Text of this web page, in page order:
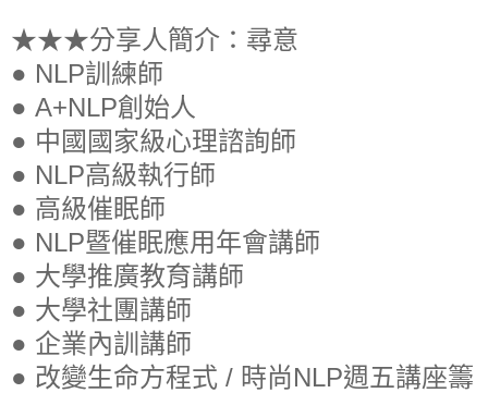
★★★分享人簡介：尋意
● NLP訓練師
● A+NLP創始人
● 中國國家級心理諮詢師
● NLP高級執行師
● 高級催眠師
● NLP暨催眠應用年會講師
● 大學推廣教育講師
● 大學社團講師
● 企業內訓講師
● 改變生命方程式 / 時尚NLP週五講座籌